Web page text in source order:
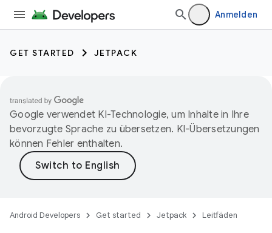
Anmelden
GET STARTED JETPACK
Google verwendet KI-Technologie, um Inhalte in Ihre
bevorzugte Sprache zu übersetzen. KI-Übersetzungen
können Fehler enthalten.
Android Developers Get started Jetpack Leitfäden